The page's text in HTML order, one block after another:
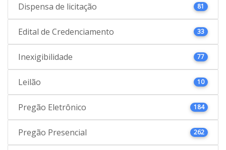
Dispensa de licitação 81
Edital de Credenciamento 33
Inexigibilidade 77
Leilão 10
Pregão Eletrônico 184
Pregão Presencial 262